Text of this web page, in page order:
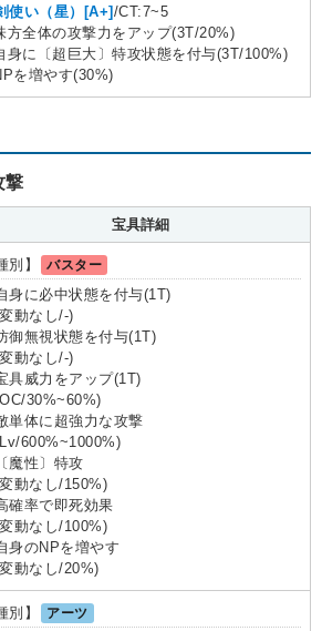
使い（星）[A+] /CT:7~5
方全体の攻撃力をアップ(3T/20%)
身に〔超巨大〕特攻状態を付与(3T/100%)
を増やす(30%)
撃
宝具詳細
別】
バスター
身に必中状態を付与(1T)
動なし/-)
御無視状態を付与(1T)
動なし/-)
具威力をアップ(1T)
30%~60%)
単体に超強力な攻撃
600%~1000%)
魔性〕特攻
動なし/150%)
確率で即死効果
動なし/100%)
身のNPを増やす
動なし/20%)
別】
アーツ